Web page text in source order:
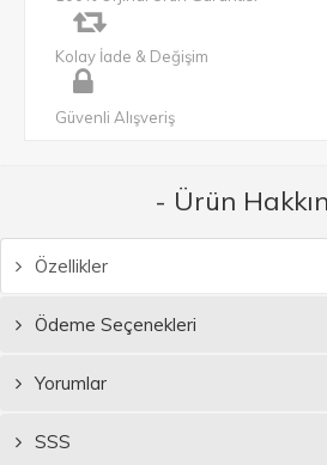
Kolay İade & Değişim
Güvenli Alışveriş
- Ürün
Özellikler
Ödeme Seçenekleri
Yorumlar
SSS